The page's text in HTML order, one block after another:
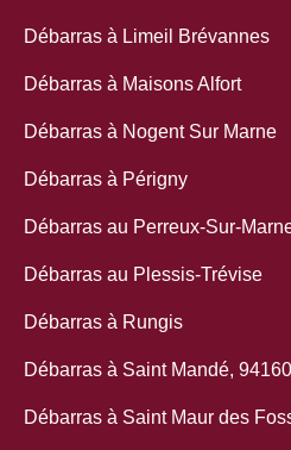
Débarras à Limeil Brévannes
Débarras à Maisons Alfort
Débarras à Nogent Sur Marne
Débarras à Périgny
Débarras au Perreux-Sur-
Débarras au Plessis-Trévise
Débarras à Rungis
Débarras à Saint Mandé,
Débarras à Saint Maur des